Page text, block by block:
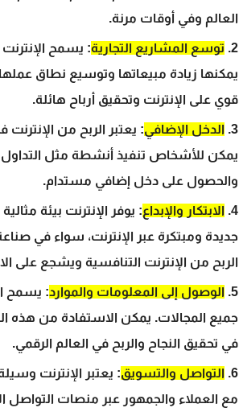
العالم وفي أوقات مرنة.
توسع المشاريع التجارية: يسمح
يمكنها زيادة مبيعاتها وتوسيع نطاق
قوي على الإنترنت وتحقيق أرباح هائلة.
الدخل الإضافي: يعتبر الربح من
يمكن للأشخاص تنفيذ أنشطة مثل التداول
والحصول على دخل إضافي مستدام.
الابتكار والإبداع: يوفر الإنترنت بيئة
جديدة ومبتكرة عبر الإنترنت، سواء في
الربح من الإنترنت التنافسية ويشجع على
الوصول إلى المعلومات والموارد: يسمح
جميع المجالات. يمكن الاستفادة من هذه
في تحقيق النجاح والربح في العالم الرقمي.
التواصل والتسويق: يعتبر الإنترنت
مع العملاء والجمهور عبر منصات التواصل